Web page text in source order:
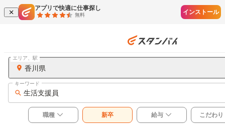
アプリで快適に仕事探し
無料 インストール
香川県
エリア、駅
生活支援員
キーワード
職種 新卒 給与 こだわり